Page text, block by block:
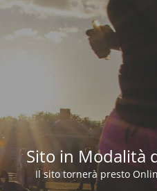
Sito in Modalità
Il sito tornerà presto